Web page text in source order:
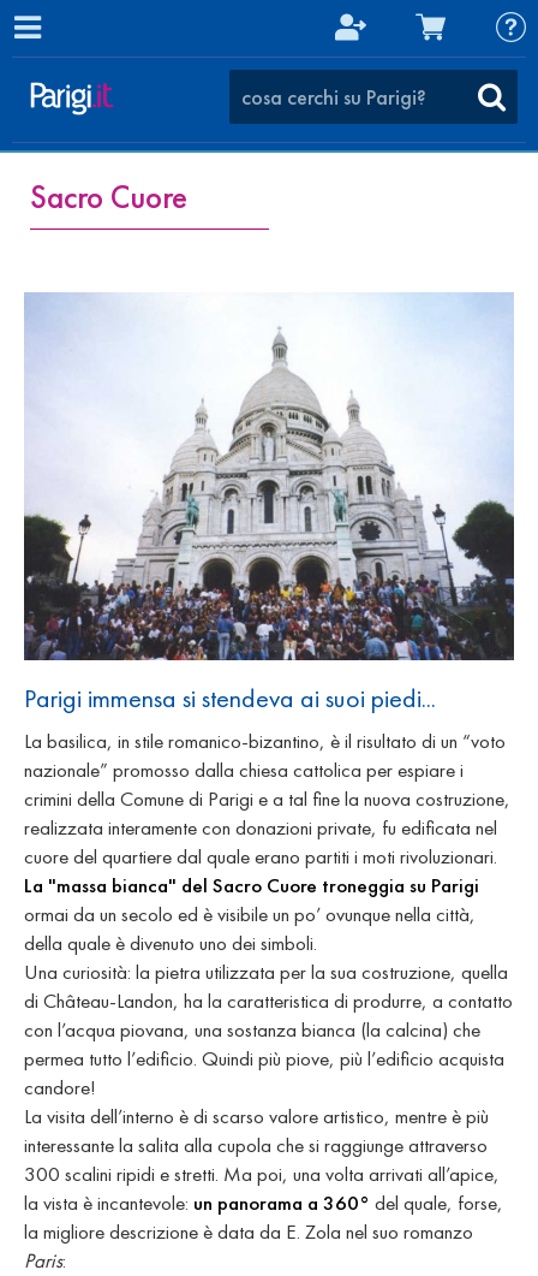
Sacro Cuore
Parigi immensa si stendeva ai suoi piedi...
La basilica, in stile romanico-bizantino, è il risultato di un “voto
nazionale” promosso dalla chiesa cattolica per espiare i
crimini della Comune di Parigi e a tal fine la nuova costruzione,
realizzata interamente con donazioni private, fu edificata nel
cuore del quartiere dal quale erano partiti i moti rivoluzionari.
La "massa bianca" del Sacro Cuore troneggia su Parigi
ormai da un secolo ed è visibile un po’ ovunque nella città,
della quale è divenuto uno dei simboli.
Una curiosità: la pietra utilizzata per la sua costruzione, quella
di Château-Landon, ha la caratteristica di produrre, a contatto
con l’acqua piovana, una sostanza bianca (la calcina) che
permea tutto l’edificio. Quindi più piove, più l’edificio acquista
candore!
La visita dell’interno è di scarso valore artistico, mentre è più
interessante la salita alla cupola che si raggiunge attraverso
300 scalini ripidi e stretti. Ma poi, una volta arrivati all’apice,
la vista è incantevole: un panorama a 360° del quale, forse,
la migliore descrizione è data da E. Zola nel suo romanzo
Paris: